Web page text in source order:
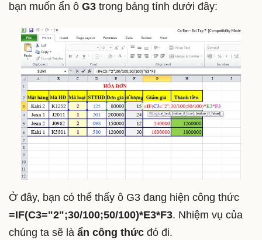
bạn muốn ẩn ô G3 trong bảng tính dưới đây:
Ở đây, bạn có thể thấy ô G3 đang hiện công thức
=IF(C3="2";30/100;50/100)*E3*F3. Nhiệm vụ của
chúng ta sẽ là ẩn công thức đó đi.